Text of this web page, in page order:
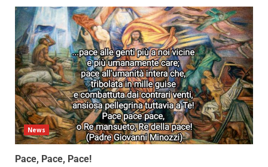
News
Pace, Pace, Pace!